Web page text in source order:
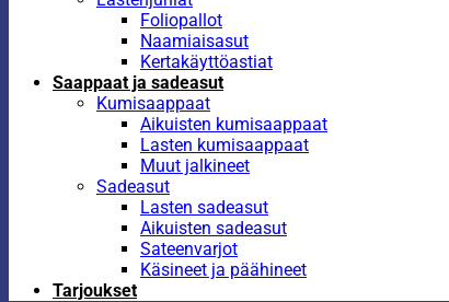
Foliopallot
Naamiaisasut
Kertakäyttöastiat
Saappaat ja sadeasut
Kumisaappaat
Aikuisten kumisaappaat
Lasten kumisaappaat
Muut jalkineet
Sadeasut
Lasten sadeasut
Aikuisten sadeasut
Sateenvarjot
Käsineet ja päähineet
Tarjoukset